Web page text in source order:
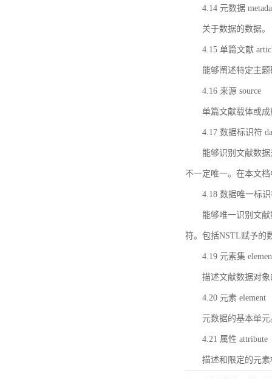
4.14 元数据
关于数据的数据。
4.15 单篇文献
能够阐述特定主
4.16 来源 source
单篇文献载体或
4.17 数据标识符
能够识别文献数
不一定唯一。在本文
4.18 数据唯一标
能够唯一识别文
符。包括NSTL赋予的
4.19 元素集
描述文献数据对
4.20 元素 element
元数据的基本单元
4.21 属性 attribute
描述和限定的元